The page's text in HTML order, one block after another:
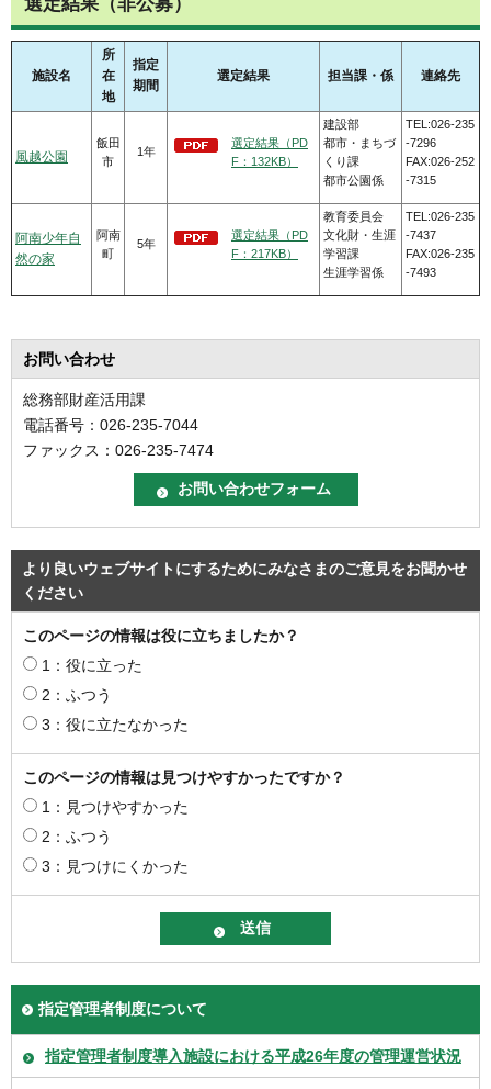
施設名
所
在
地
指定
期間
選定結果 担当課・係 連絡先
風越公園
飯田
市
1年
選定結果（PD
F：132KB）
建設部
都市・まちづ
くり課
都市公園係
TEL:026-235
-7296
FAX:026-252
-7315
阿南少年自
然の家
阿南
町
5年
選定結果（PD
F：217KB）
教育委員会
文化財・生涯
学習課
生涯学習係
TEL:026-235
-7437
FAX:026-235
-7493
お問い合わせ
総務部財産活用課
電話番号：026-235-7044
ファックス：026-235-7474
より良いウェブサイトにするためにみなさまのご意見をお聞かせ
ください
このページの情報は役に立ちましたか？
1：役に立った
2：ふつう
3：役に立たなかった
このページの情報は見つけやすかったですか？
1：見つけやすかった
2：ふつう
3：見つけにくかった
指定管理者制度について
指定管理者制度導入施設における平成26年度の管理運営状況